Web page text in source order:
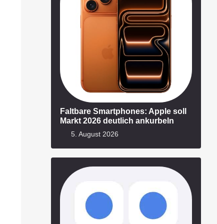
Faltbare Smartphones: Apple soll
Markt 2026 deutlich ankurbeln
5. August 2026